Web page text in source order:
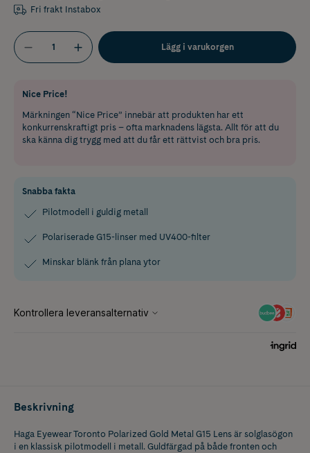
Fri frakt Instabox
Lägg i varukorgen
Nice Price!
Märkningen “Nice Price” innebär att produkten har ett
konkurrenskraftigt pris – ofta marknadens lägsta. Allt för att du
ska känna dig trygg med att du får ett rättvist och bra pris.
Snabba fakta
Pilotmodell i guldig metall
Polariserade G15-linser med UV400-filter
Minskar blänk från plana ytor
Beskrivning
Haga Eyewear Toronto Polarized Gold Metal G15 Lens är solglasögon
i en klassisk pilotmodell i metall. Guldfärgad på både fronten och